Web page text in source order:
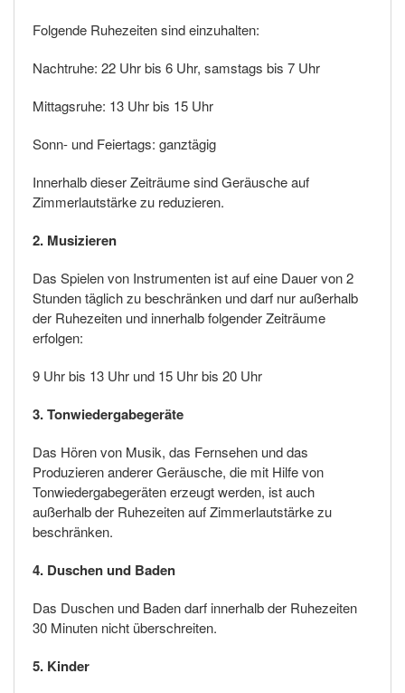
Folgende Ruhezeiten sind einzuhalten:
Nachtruhe: 22 Uhr bis 6 Uhr, samstags bis 7 Uhr
Mittagsruhe: 13 Uhr bis 15 Uhr
Sonn- und Feiertags: ganztägig
Innerhalb dieser Zeiträume sind Geräusche auf
Zimmerlautstärke zu reduzieren.
2. Musizieren
Das Spielen von Instrumenten ist auf eine Dauer von 2
Stunden täglich zu beschränken und darf nur außerhalb
der Ruhezeiten und innerhalb folgender Zeiträume
erfolgen:
9 Uhr bis 13 Uhr und 15 Uhr bis 20 Uhr
3. Tonwiedergabegeräte
Das Hören von Musik, das Fernsehen und das
Produzieren anderer Geräusche, die mit Hilfe von
Tonwiedergabegeräten erzeugt werden, ist auch
außerhalb der Ruhezeiten auf Zimmerlautstärke zu
beschränken.
4. Duschen und Baden
Das Duschen und Baden darf innerhalb der Ruhezeiten
30 Minuten nicht überschreiten.
5. Kinder